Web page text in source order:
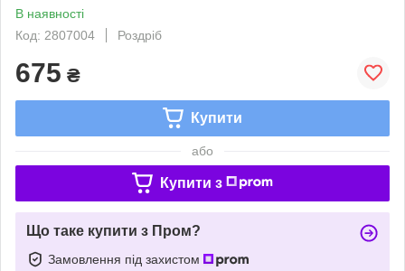
В наявності
Код: 2807004
Роздріб
675 ₴
Купити
або
Купити з
Що таке купити з Пром?
Замовлення під захистом